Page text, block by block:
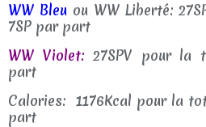
WW Bleu ou WW Liberté:
7SP par part
WW Violet: 27SPV pour la
part
Calories: 1176Kcal pour la
part